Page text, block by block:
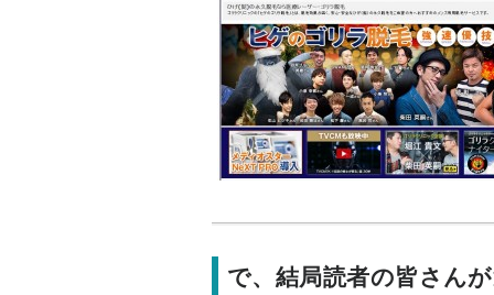
で、結局読者の皆さん